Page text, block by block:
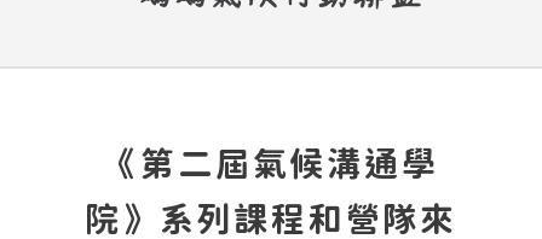
《第二屆氣候溝通學
院》系列課程和營隊來